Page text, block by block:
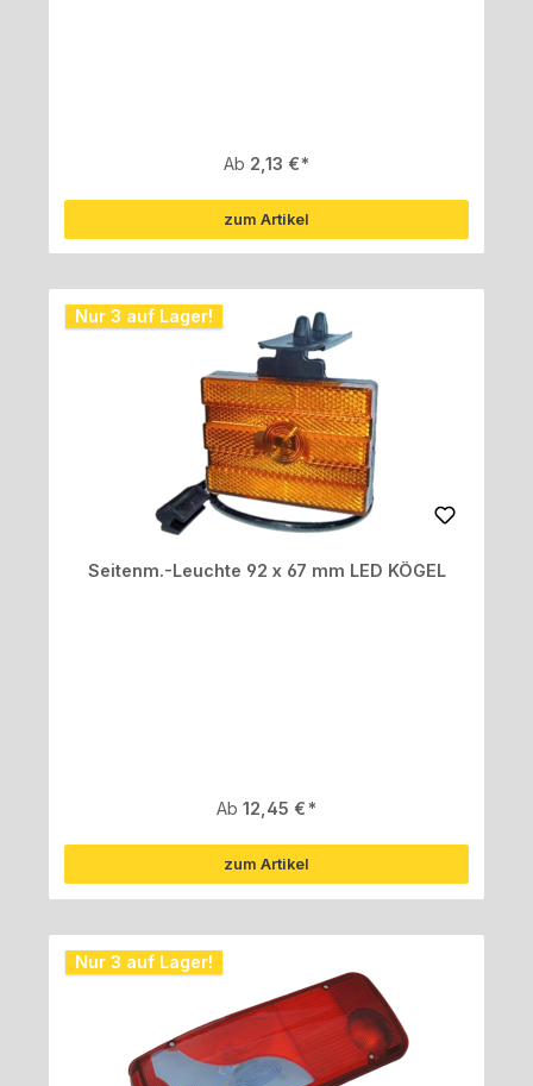
Regulärer Preis:
Ab 2,13 €
zum Artikel
Nur 3 auf Lager!
Seitenm.-Leuchte 92 x 67 mm LED KÖGEL
Regulärer Preis:
Ab12,45 €
zum Artikel
Nur 3 auf Lager!